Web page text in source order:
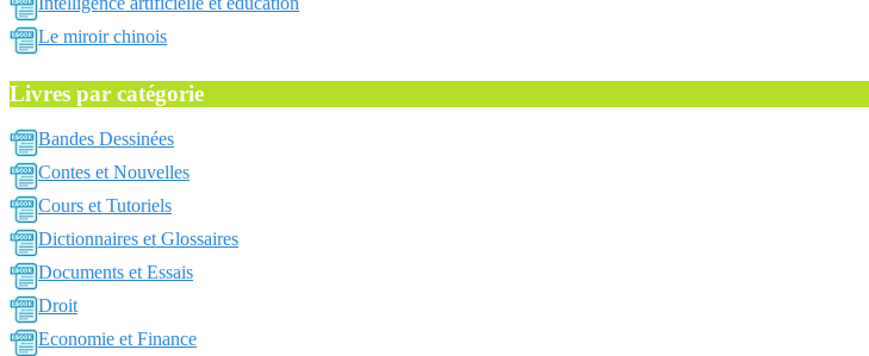
Le miroir chinois
Livres par catégorie
Bandes Dessinées
Contes et Nouvelles
Cours et Tutoriels
Dictionnaires et Glossaires
Documents et Essais
Droit
Economie et Finance